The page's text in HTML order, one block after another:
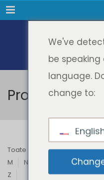
Meniul
Profesori &
Toate B C D E
M
N Q R
Z
We've
be
language.
change to: